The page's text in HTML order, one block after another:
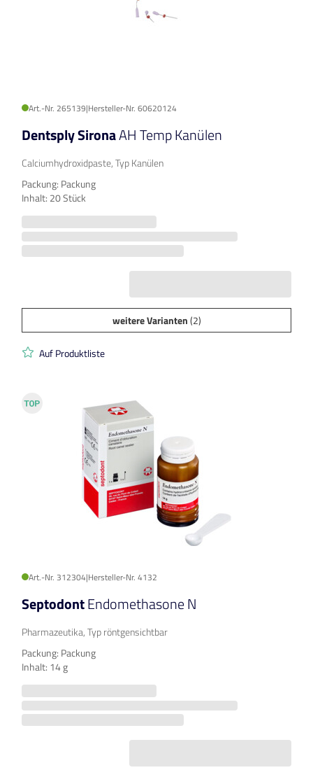
Art.-Nr. 265139|Hersteller-Nr. 60620124
Dentsply SironaAH Temp Kanülen
Calciumhydroxidpaste, Typ Kanülen
Packung: Packung
Inhalt: 20 Stück
weitere Varianten(2)
Auf Produktliste
Art.-Nr. 312304|Hersteller-Nr. 4132
SeptodontEndomethasone N
Pharmazeutika, Typ röntgensichtbar
Packung: Packung
Inhalt: 14 g